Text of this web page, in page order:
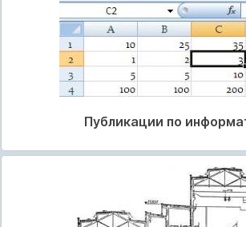
Публикации по